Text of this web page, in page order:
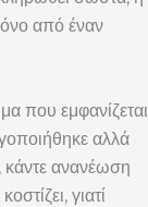
από έναν
που εμφανίζεται
αλλά
κάντε ανανέωση
γιατί